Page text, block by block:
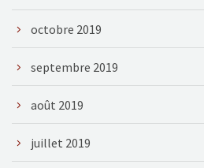
octobre 2019
septembre 2019
août 2019
juillet 2019